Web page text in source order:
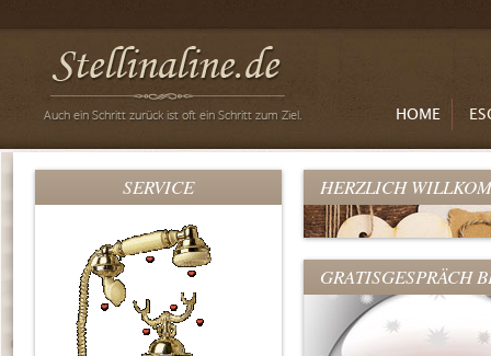
HOME
SERVICE HERZLICH
GRATISGESPRÄCH